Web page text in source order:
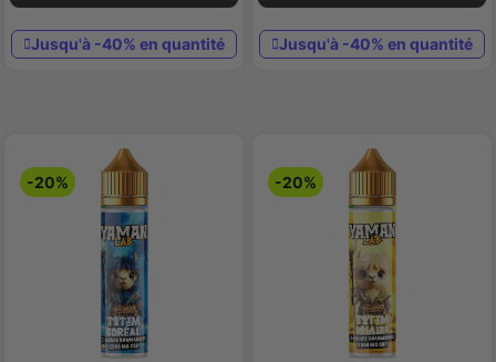
Jusqu'à -40% en quantité Jusqu'à -40% en quantité
-20% -20%